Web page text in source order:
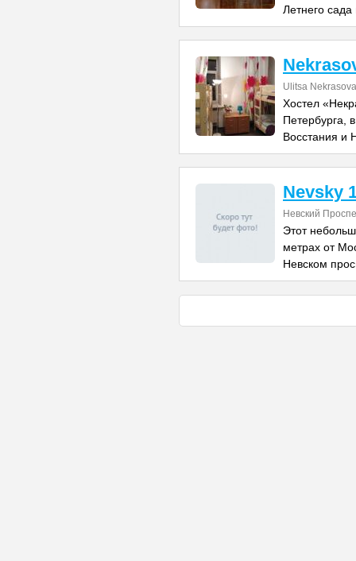
Летнего
Ulitsa
Хостел
Петербурга,
Восстания и
Nevsky
Невский
Этот
метрах от
Невском